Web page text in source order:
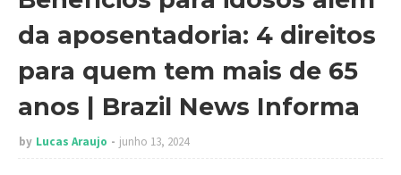
da aposentadoria: 4 direitos
para quem tem mais de 65
anos | Brazil News Informa
by Lucas Araujo junho 13, 2024